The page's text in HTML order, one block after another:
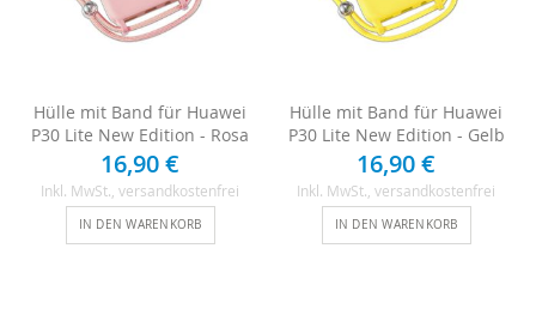
Hülle mit Band für Huawei
P30 Lite New Edition - Rosa
16,90 €
Inkl. MwSt., versandkostenfrei
IN DEN WARENKORB
Hülle mit Band für Huawei
P30 Lite New Edition - Gelb
16,90 €
Inkl. MwSt., versandkostenfrei
IN DEN WARENKORB